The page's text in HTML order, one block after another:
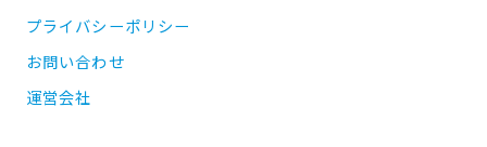
プライバシーポリシー
お問い合わせ
運営会社